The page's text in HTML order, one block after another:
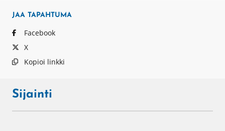
JAA TAPAHTUMA
Facebook
X
Kopioi linkki
Sijainti